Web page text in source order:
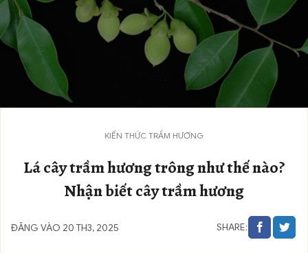
KIẾN THỨC TRẦM HƯƠNG
Lá cây trầm hương trông như thế nào?
Nhận biết cây trầm hương
ĐĂNG VÀO 20 TH3, 2025 SHARE: